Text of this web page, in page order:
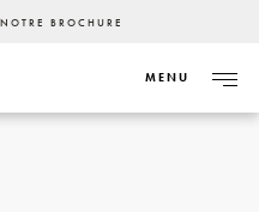
BROCHURE
MENU